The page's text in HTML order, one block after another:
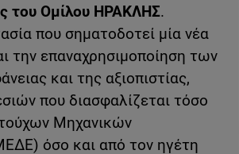
του Ομίλου ΗΡΑΚΛΗΣ.
που σηματοδοτεί μία νέα
την επαναχρησιμοποίηση των
και της αξιοπιστίας,
που διασφαλίζεται τόσο
Μηχανικών
όσο και από τον ηγέτη